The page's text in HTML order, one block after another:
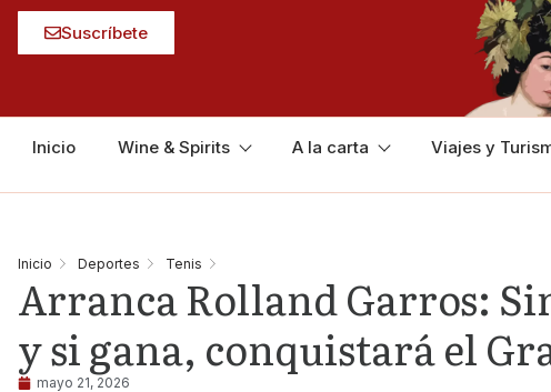
Suscríbete
Inicio Wine & Spirits A la carta Viajes y
Inicio Deportes Tenis
Arranca Rolland Garros:
y si gana, conquistará el
mayo 21, 2026